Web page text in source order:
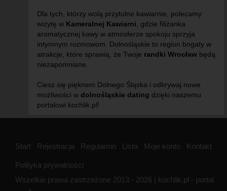
Dla tych, którzy wolą przytulne kawiarnie, polecamy
wizytę w Kameralnej Kawiarni , gdzie filiżanka
aromatycznej kawy w atmosferze spokoju sprzyja
intymnym rozmowom. Dolnośląskie to region bogaty w
atrakcje, które sprawią, że Twoje randki Wrocław będą
niezapomniane.
Ciesz się pięknem Dolnego Śląska i odkrywaj nowe
możliwości w dolnośląskie dating dzięki naszemu
portalowi kochlik.pl!
Start Rejestracja Regulamin Lista Moje konto Kontakt
Polityka prywatności
Wszelkie prawa zastrzeżone 2013 - 2026 | kochlik.pl - portal